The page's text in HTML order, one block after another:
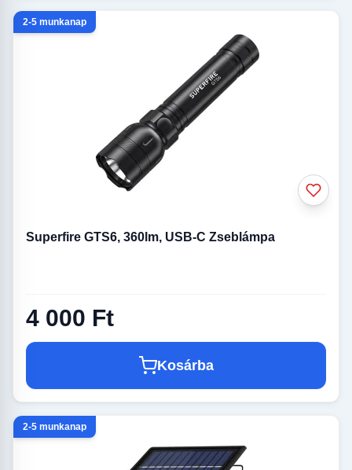
2-5 munkanap
Superfire GTS6, 360lm, USB-C Zseblámpa
4 000 Ft
Kosárba
2-5 munkanap